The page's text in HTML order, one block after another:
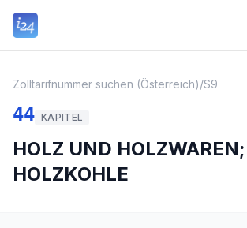
Zolltarifnummer suchen (Österreich)/S9
44 KAPITEL
HOLZ UND HOLZWAREN;
HOLZKOHLE